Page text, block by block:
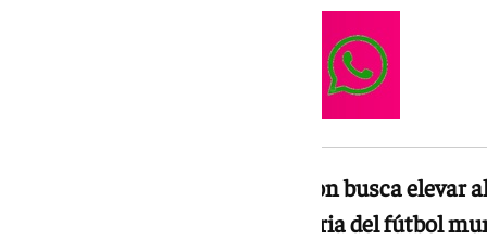
La acción de Adidas en el Hudson busca
las grandes estrellas de la historia del fútbol